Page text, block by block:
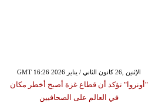
GMT 16:26 2026 الإثنين ,26 كانون الثاني / يناير
"أونروا" تؤكد أن قطاع غزة أصبح أخطر مكان
في العالم على الصحافيين